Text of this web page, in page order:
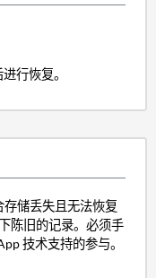
行恢复。
储丢失且无法恢复
陈旧的记录。必须手
技术支持的参与。